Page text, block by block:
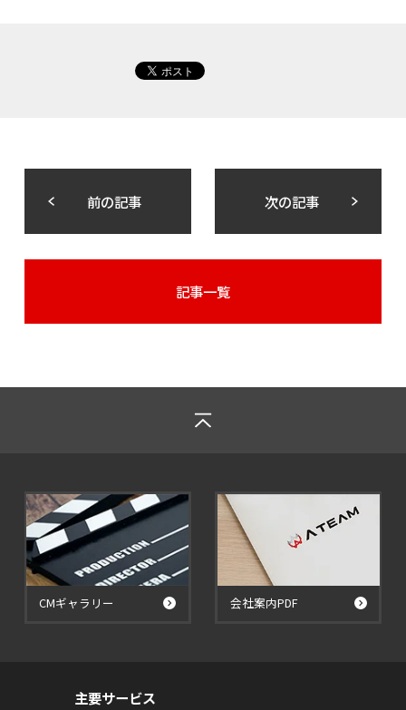
前の記事 次の記事
記事一覧
CMギャラリー 会社案内PDF
主要サービス